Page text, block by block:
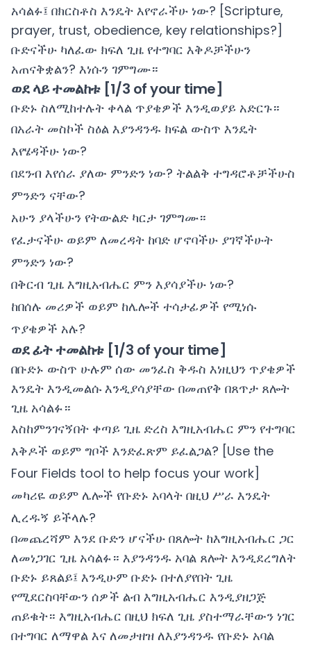
አሳልፉ፤ በክርስቶስ እንዴት እየኖራችሁ ነው? [Scripture,
prayer, trust, obedience, key relationships?]
ቡድናችሁ ካለፈው ክፍለ ጊዜ የተግባር እቅዶቻችሁን
አጠናቅቋልን? እነሱን ገምግሙ።
ወደ ላይ ተመልከቱ [1/3 of your time]
ቡድኑ ስለሚከተሉት ቀላል ጥያቄዎች እንዲወያይ አድርጉ።
በአራት መስኮች ስዕል እያንዳንዱ ክፍል ውስጥ እንዴት
እየሄዳችሁ ነው?
በደንብ እየሰራ ያለው ምንድን ነው? ትልልቅ ተግዳሮቶቻችሁስ
ምንድን ናቸው?
አሁን ያላችሁን የትውልድ ካርታ ገምግሙ።
የፈታናችሁ ወይም ለመረዳት ከባድ ሆኖባችሁ ያገኛችሁት
ምንድን ነው?
በቅርብ ጊዜ እግዚአብሔር ምን እያሳያችሁ ነው?
ከበሰሉ መሪዎች ወይም ከሌሎች ተሳታፊዎች የሚነሱ
ጥያቄዎች አሉ?
ወደ ፊት ተመልከቱ [1/3 of your time]
በቡድኑ ውስጥ ሁሉም ሰው መንፈስ ቅዱስ እነዚህን ጥያቄዎች
እንዴት እንዲመልሱ እንዲያሳያቸው በመጠየቅ በጸጥታ ጸሎት
ጊዜ አሳልፉ።
እስከምንገናኝበት ቀጣይ ጊዜ ድረስ እግዚአብሔር ምን የተግባር
እቅዶች ወይም ግቦች እንድፈጽም ይፈልጋል? [Use the
Four Fields tool to help focus your work]
መካሪዬ ወይም ሌሎች የቡድኑ አባላት በዚህ ሥራ እንዴት
ሊረዱኝ ይችላሉ?
በመጨረሻም እንደ ቡድን ሆናችሁ በጸሎት ከእግዚአብሔር ጋር
ለመነጋገር ጊዜ አሳልፉ። እያንዳንዱ አባል ጸሎት እንዲደረግለት
ቡድኑ ይጸልይ፤ እንዲሁም ቡድኑ በተለያየበት ጊዜ
የሚደርስባቸውን ሰዎች ልብ እግዚአብሔር እንዲያዘጋጅ
ጠይቁት። እግዚአብሔር በዚህ ክፍለ ጊዜ ያስተማራቸውን ነገር
በተግባር ለማዋል እና ለመታዘዝ ለእያንዳንዱ የቡድኑ አባል